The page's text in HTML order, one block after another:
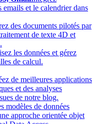
emails et le calendrier dans
des documents pilotés par
de texte 4D et
les données et gérez
de calcul.
de meilleures applications
et des analyses
de notre blog.
modèles de données
approche orientée objet